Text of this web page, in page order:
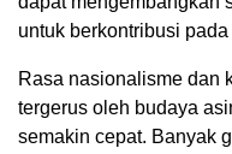
untuk berkontribusi
Rasa nasionalisme dan
tergerus oleh budaya
semakin cepat. Banyak